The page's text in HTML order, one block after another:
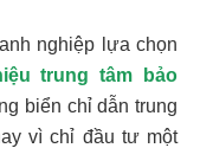
nghiệp lựa chọn
trung tâm bảo
biển chỉ dẫn trung
vì chỉ đầu tư một